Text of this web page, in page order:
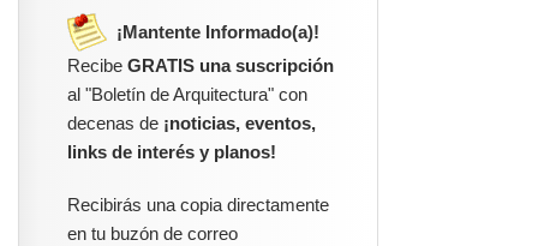
¡Mantente Informado(a)!
Recibe GRATIS una suscripción
al "Boletín de Arquitectura" con
decenas de ¡noticias, eventos,
links de interés y planos!
Recibirás una copia directamente
en tu buzón de correo